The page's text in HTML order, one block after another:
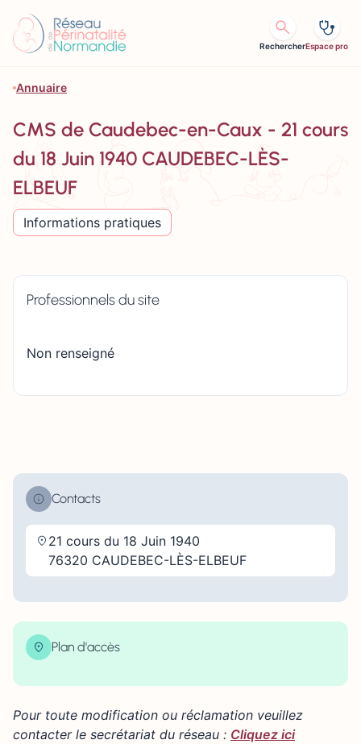
RechercherEspace pro
Annuaire
CMS de Caudebec-en-Caux - 21 cours
du 18 Juin 1940 CAUDEBEC-LÈS-
ELBEUF
Informations pratiques
Professionnels du site
Non renseigné
Contacts
21 cours du 18 Juin 1940
76320 CAUDEBEC-LÈS-ELBEUF
Plan d'accès
×
−
Pour toute modification ou réclamation veuillez
contacter le secrétariat du réseau : Cliquez ici